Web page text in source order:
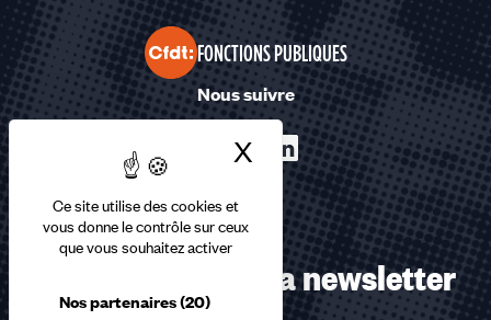
Ce site utilise des cookies et
vous donne le contrôle sur ceux
que vous souhaitez activer
Nos partenaires(20)
X Masquer le
FONCTIONS PUBLIQUES
Nous suivre
Abonnez-vous à la newsletter